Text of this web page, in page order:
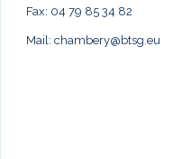
Fax: 04 79 85 34 82
Mail: chambery@btsg.eu